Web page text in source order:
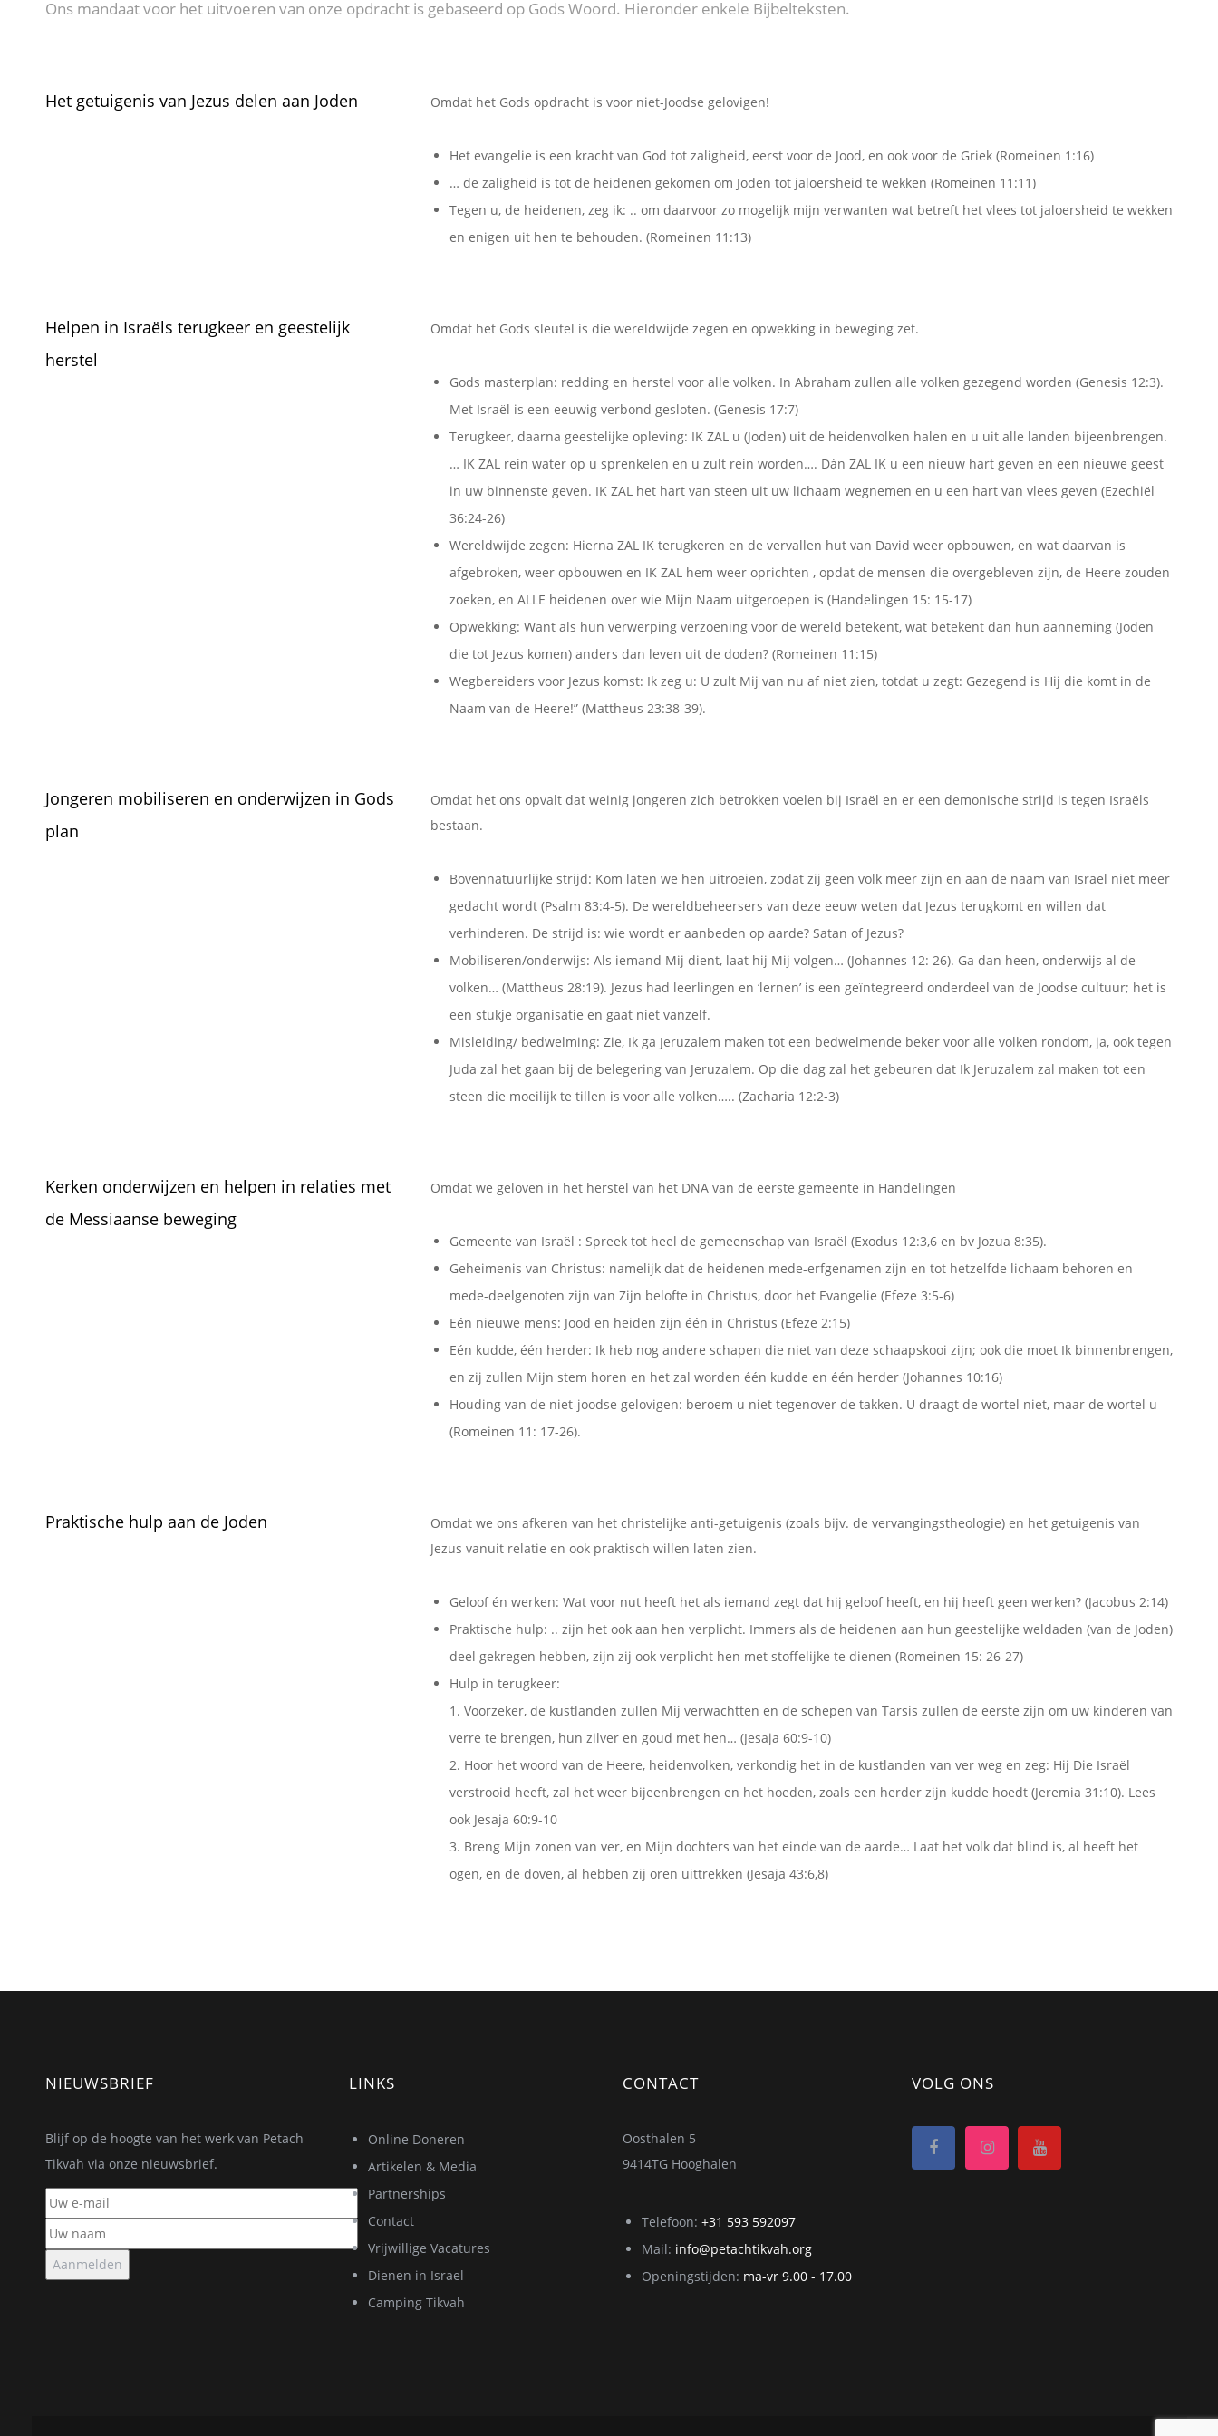
Ons mandaat voor het uitvoeren van onze opdracht is gebaseerd op Gods Woord. Hieronder enkele Bijbelteksten.
Het getuigenis van Jezus delen aan Joden Omdat het Gods opdracht is voor niet-Joodse gelovigen!
Het evangelie is een kracht van God tot zaligheid, eerst voor de Jood, en ook voor de Griek (Romeinen 1:16)
… de zaligheid is tot de heidenen gekomen om Joden tot jaloersheid te wekken (Romeinen 11:11)
Tegen u, de heidenen, zeg ik: .. om daarvoor zo mogelijk mijn verwanten wat betreft het vlees tot jaloersheid te wekken
en enigen uit hen te behouden. (Romeinen 11:13)
Helpen in Israëls terugkeer en geestelijk
herstel
Omdat het Gods sleutel is die wereldwijde zegen en opwekking in beweging zet.
Gods masterplan: redding en herstel voor alle volken. In Abraham zullen alle volken gezegend worden (Genesis 12:3).
Met Israël is een eeuwig verbond gesloten. (Genesis 17:7)
Terugkeer, daarna geestelijke opleving: IK ZAL u (Joden) uit de heidenvolken halen en u uit alle landen bijeenbrengen.
… IK ZAL rein water op u sprenkelen en u zult rein worden…. Dán ZAL IK u een nieuw hart geven en een nieuwe geest
in uw binnenste geven. IK ZAL het hart van steen uit uw lichaam wegnemen en u een hart van vlees geven (Ezechiël
36:24-26)
Wereldwijde zegen: Hierna ZAL IK terugkeren en de vervallen hut van David weer opbouwen, en wat daarvan is
afgebroken, weer opbouwen en IK ZAL hem weer oprichten , opdat de mensen die overgebleven zijn, de Heere zouden
zoeken, en ALLE heidenen over wie Mijn Naam uitgeroepen is (Handelingen 15: 15-17)
Opwekking: Want als hun verwerping verzoening voor de wereld betekent, wat betekent dan hun aanneming (Joden
die tot Jezus komen) anders dan leven uit de doden? (Romeinen 11:15)
Wegbereiders voor Jezus komst: Ik zeg u: U zult Mij van nu af niet zien, totdat u zegt: Gezegend is Hij die komt in de
Naam van de Heere!” (Mattheus 23:38-39).
Jongeren mobiliseren en onderwijzen in Gods
plan
Omdat het ons opvalt dat weinig jongeren zich betrokken voelen bij Israël en er een demonische strijd is tegen Israëls
bestaan.
Bovennatuurlijke strijd: Kom laten we hen uitroeien, zodat zij geen volk meer zijn en aan de naam van Israël niet meer
gedacht wordt (Psalm 83:4-5). De wereldbeheersers van deze eeuw weten dat Jezus terugkomt en willen dat
verhinderen. De strijd is: wie wordt er aanbeden op aarde? Satan of Jezus?
Mobiliseren/onderwijs: Als iemand Mij dient, laat hij Mij volgen… (Johannes 12: 26). Ga dan heen, onderwijs al de
volken… (Mattheus 28:19). Jezus had leerlingen en ‘lernen’ is een geïntegreerd onderdeel van de Joodse cultuur; het is
een stukje organisatie en gaat niet vanzelf.
Misleiding/ bedwelming: Zie, Ik ga Jeruzalem maken tot een bedwelmende beker voor alle volken rondom, ja, ook tegen
Juda zal het gaan bij de belegering van Jeruzalem. Op die dag zal het gebeuren dat Ik Jeruzalem zal maken tot een
steen die moeilijk te tillen is voor alle volken….. (Zacharia 12:2-3)
Kerken onderwijzen en helpen in relaties met
de Messiaanse beweging
Omdat we geloven in het herstel van het DNA van de eerste gemeente in Handelingen
Gemeente van Israël : Spreek tot heel de gemeenschap van Israël (Exodus 12:3,6 en bv Jozua 8:35).
Geheimenis van Christus: namelijk dat de heidenen mede-erfgenamen zijn en tot hetzelfde lichaam behoren en
mede-deelgenoten zijn van Zijn belofte in Christus, door het Evangelie (Efeze 3:5-6)
Eén nieuwe mens: Jood en heiden zijn één in Christus (Efeze 2:15)
Eén kudde, één herder: Ik heb nog andere schapen die niet van deze schaapskooi zijn; ook die moet Ik binnenbrengen,
en zij zullen Mijn stem horen en het zal worden één kudde en één herder (Johannes 10:16)
Houding van de niet-joodse gelovigen: beroem u niet tegenover de takken. U draagt de wortel niet, maar de wortel u
(Romeinen 11: 17-26).
Praktische hulp aan de Joden
Omdat we ons afkeren van het christelijke anti-getuigenis (zoals bijv. de vervangingstheologie) en het getuigenis van
Jezus vanuit relatie en ook praktisch willen laten zien.
Geloof én werken: Wat voor nut heeft het als iemand zegt dat hij geloof heeft, en hij heeft geen werken? (Jacobus 2:14)
Praktische hulp: .. zijn het ook aan hen verplicht. Immers als de heidenen aan hun geestelijke weldaden (van de Joden)
deel gekregen hebben, zijn zij ook verplicht hen met stoffelijke te dienen (Romeinen 15: 26-27)
Hulp in terugkeer:
1. Voorzeker, de kustlanden zullen Mij verwachtten en de schepen van Tarsis zullen de eerste zijn om uw kinderen van
verre te brengen, hun zilver en goud met hen… (Jesaja 60:9-10)
2. Hoor het woord van de Heere, heidenvolken, verkondig het in de kustlanden van ver weg en zeg: Hij Die Israël
verstrooid heeft, zal het weer bijeenbrengen en het hoeden, zoals een herder zijn kudde hoedt (Jeremia 31:10). Lees
ook Jesaja 60:9-10
3. Breng Mijn zonen van ver, en Mijn dochters van het einde van de aarde… Laat het volk dat blind is, al heeft het
ogen, en de doven, al hebben zij oren uittrekken (Jesaja 43:6,8)
NIEUWSBRIEF
Blijf op de hoogte van het werk van Petach
Tikvah via onze nieuwsbrief.
Aanmelden
LINKS
Online Doneren
Artikelen & Media
Partnerships
Contact
Vrijwillige Vacatures
Dienen in Israel
Camping Tikvah
CONTACT
Oosthalen 5
9414TG Hooghalen
Telefoon: +31 593 592097
Mail: info@petachtikvah.org
Openingstijden: ma-vr 9.00 - 17.00
VOLG ONS